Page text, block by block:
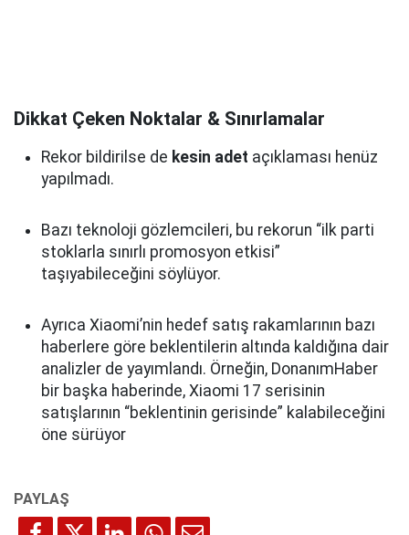
Dikkat Çeken Noktalar & Sınırlamalar
Rekor bildirilse de kesin adet açıklaması henüz
yapılmadı.
Bazı teknoloji gözlemcileri, bu rekorun “ilk parti
stoklarla sınırlı promosyon etkisi”
taşıyabileceğini söylüyor.
Ayrıca Xiaomi’nin hedef satış rakamlarının bazı
haberlere göre beklentilerin altında kaldığına dair
analizler de yayımlandı. Örneğin, DonanımHaber
bir başka haberinde, Xiaomi 17 serisinin
satışlarının “beklentinin gerisinde” kalabileceğini
öne sürüyor